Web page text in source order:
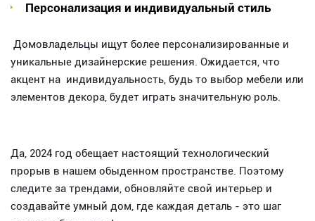
Персонализация и индивидуальный стиль
Домовладельцы ищут более персонализированные и
уникальные дизайнерские решения. Ожидается, что
акцент на индивидуальность, будь то выбор мебели или
элементов декора, будет играть значительную роль.
Да, 2024 год обещает настоящий технологический
прорыв в нашем обыденном пространстве. Поэтому
следите за трендами, обновляйте свой интерьер и
создавайте умный дом, где каждая деталь - это шаг